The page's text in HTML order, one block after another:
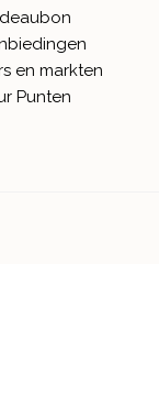
en markten
Punten